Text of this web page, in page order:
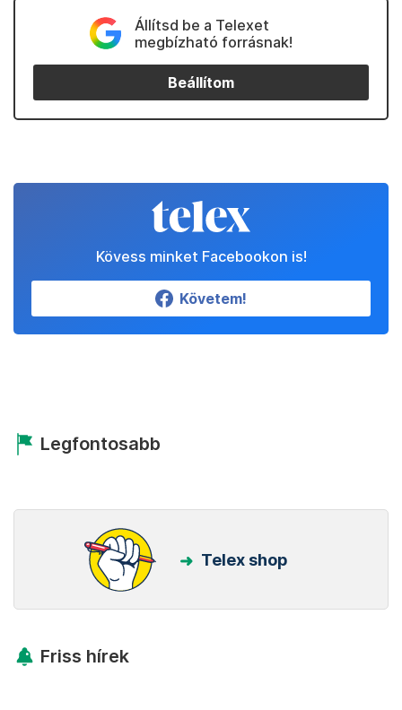
Állítsd be a Telexet
megbízható forrásnak!
Beállítom
Kövess minket Facebookon is!
Követem!
Legfontosabb
Telex shop
Friss hírek